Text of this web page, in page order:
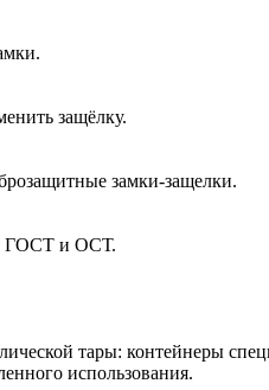
защёлку.
замки-защелки.
с ГОСТ и ОСТ.
тары: контейнеры
использования.